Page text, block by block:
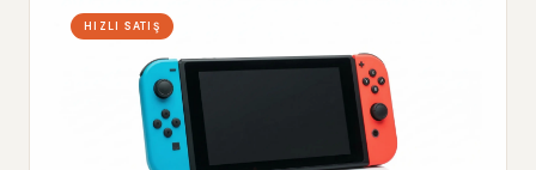
HIZLI SATIŞ